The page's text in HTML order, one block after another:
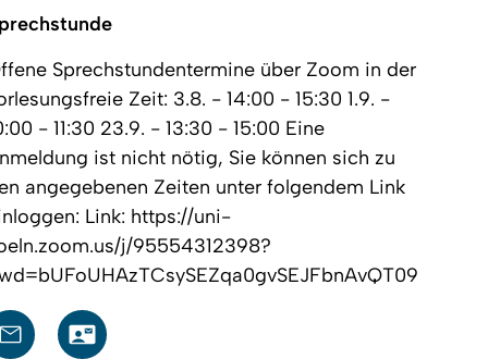
Sprechstundentermine über Zoom in der
Zeit: 3.8. - 14:00 - 15:30 1.9. -
- 11:30 23.9. - 13:30 - 15:00 Eine
ist nicht nötig, Sie können sich zu
angegebenen Zeiten unter folgendem Link
Link: https://uni-
j/95554312398?